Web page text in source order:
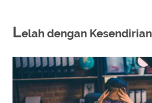
Lelah dengan Kesendirian